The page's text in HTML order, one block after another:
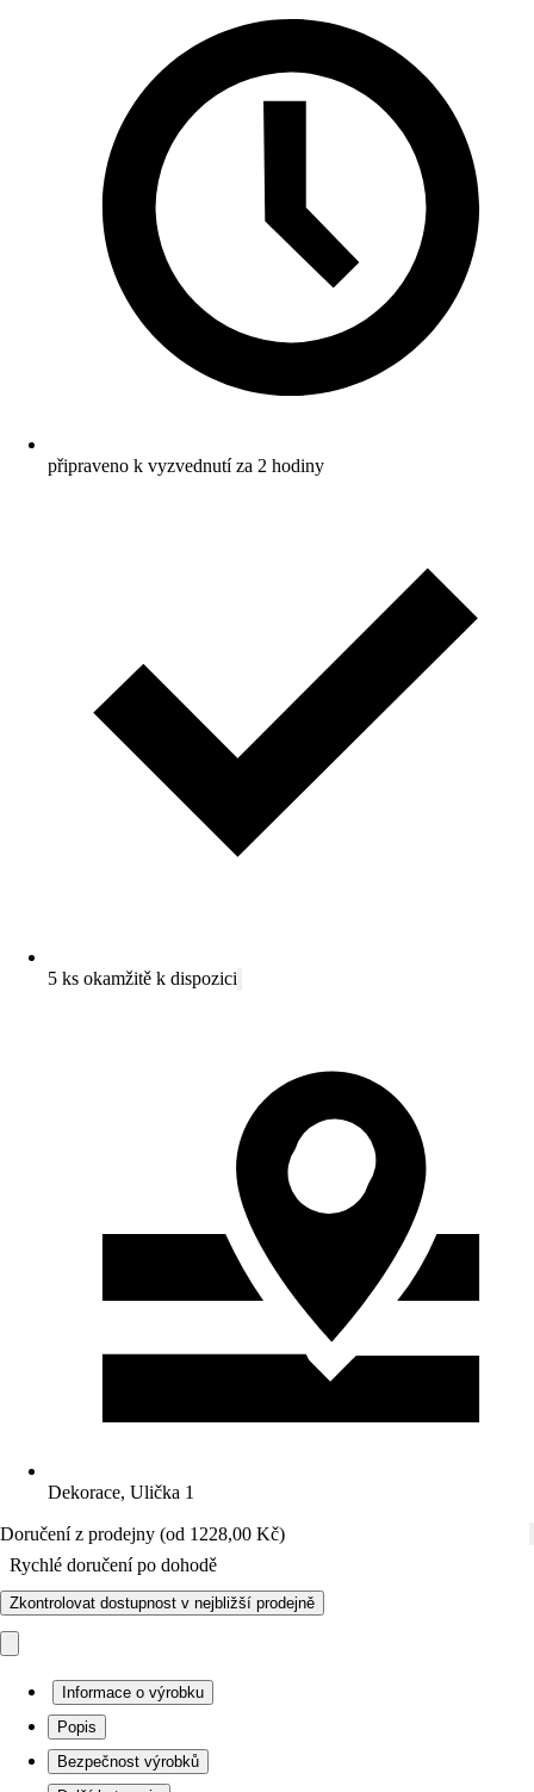
připraveno k vyzvednutí za 2 hodiny
5 ks okamžitě k dispozici
Dekorace, Ulička 1
Doručení z prodejny (od 1228,00 Kč)
Rychlé doručení po dohodě
Zkontrolovat dostupnost v nejbližší prodejně
Informace o výrobku
Popis
Bezpečnost výrobků